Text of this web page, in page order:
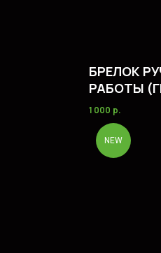
БРЕЛОК
РАБОТЫ
1 000 р.
NEW
В ВЫБОРЕ